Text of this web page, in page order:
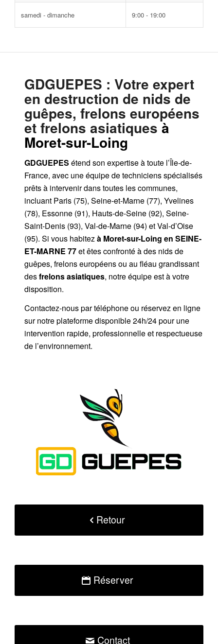
samedi - dimanche 9:00 - 19:00
GDGUEPES : Votre expert
en destruction de nids de
guêpes, frelons européens
et frelons asiatiquesà
Moret-sur-Loing
GDGUEPES étend son expertise à toute l’Île-de-
France, avec une équipe de techniciens spécialisés
prêts à intervenir dans toutes les communes,
incluant Paris (75), Seine-et-Marne (77), Yvelines
(78), Essonne (91), Hauts-de-Seine (92), Seine-
Saint-Denis (93), Val-de-Marne (94) et Val-d’Oise
(95). Si vous habitez à Moret-sur-Loing en SEINE-
ET-MARNE 77et êtes confronté à des nids de
guêpes, frelons européens ou au fléau grandissant
desfrelons asiatiques, notre équipe est à votre
disposition.
Contactez-nous partéléphoneou réservez en ligne
sur notre plateforme disponible 24h/24pour une
intervention rapide, professionnelle et respectueuse
de l’environnement.
Retour
Réserver
Contact